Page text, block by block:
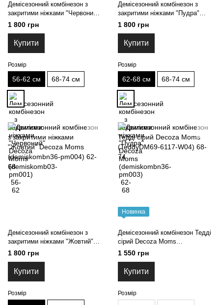
Демісезонний комбінезон з
закритими ніжками "Червоний"
Decoza Moms (demiskomb03-
pm001) 56-62
1 800 грн
Купити
Розмір
56-62 см 68-74 см
Демісезонний комбінезон з
закритими ніжками "Пудра"
Decoza Moms (demiskombn36-
pm003) 62-68
1 800 грн
Купити
Розмір
62-68 см 68-74 см
Демісезонний комбінезон з
закритими ніжками "Жовтий"
Decoza Moms (demiskombn36-
pm004) 62-68
1 800 грн
Купити
Розмір
Новинка
Демісезонний комбінезон Тедді
сірий Decoza Moms
(TeddyDM69-6117-W04) 68-74
1 550 грн
Купити
Розмір